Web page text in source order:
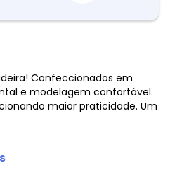
Confeccionados em
e modelagem confortável.
maior praticidade. Um